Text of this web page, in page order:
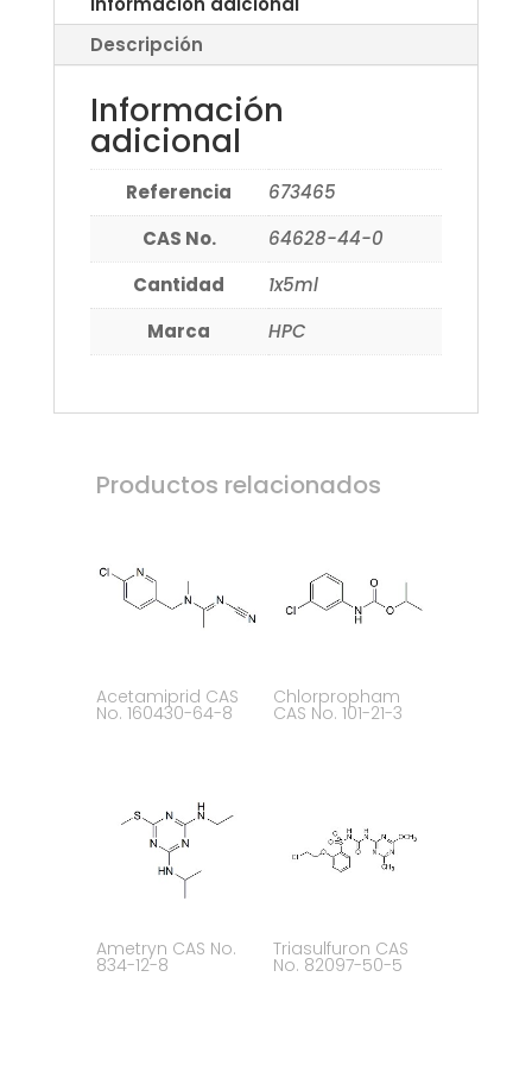
Descripción
Información
adicional
Referencia
673465
CAS No.
64628-44-0
Cantidad
1x5ml
Marca
HPC
Productos relacionados
Acetamiprid CAS
No. 160430-64-8
Chlorpropham
CAS No. 101-21-3
Ametryn CAS No.
834-12-8
Triasulfuron CAS
No. 82097-50-5